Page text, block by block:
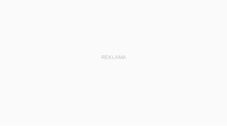
REKLAMA